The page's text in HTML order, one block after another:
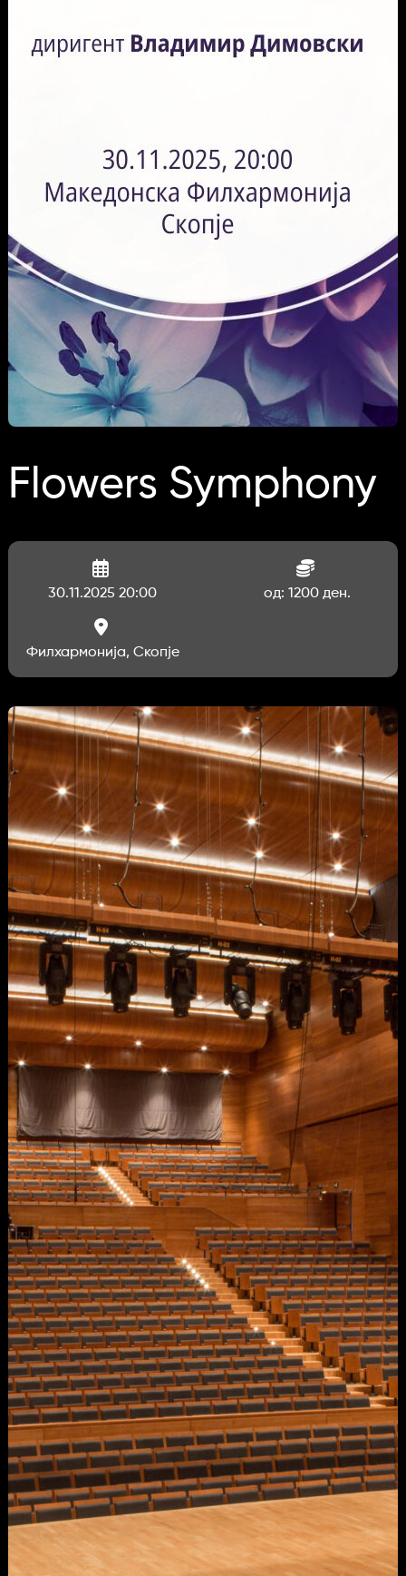
Flowers Symphony
30.11.2025 20:00 од: 1200 ден.
Филхармонија, Скопје